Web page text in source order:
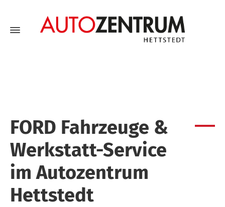
FORD Fahrzeuge &
Werkstatt-Service
im Autozentrum
Hettstedt